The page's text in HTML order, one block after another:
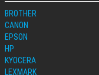
BROTHER
CANON
EPSON
HP
KYOCERA
LEXMARK